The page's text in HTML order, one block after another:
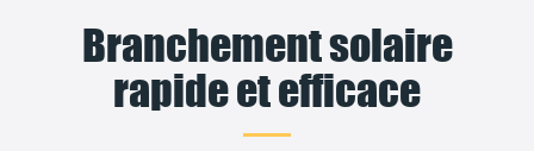
Branchement solaire
rapide et efficace